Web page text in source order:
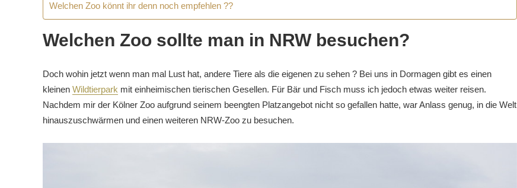
Welchen Zoo könnt ihr denn noch empfehlen ??
Welchen Zoo sollte man in NRW besuchen?
Doch wohin jetzt wenn man mal Lust hat, andere Tiere als die eigenen zu sehen ? Bei uns in Dormagen gibt es einen
kleinen Wildtierpark mit einheimischen tierischen Gesellen. Für Bär und Fisch muss ich jedoch etwas weiter reisen.
Nachdem mir der Kölner Zoo aufgrund seinem beengten Platzangebot nicht so gefallen hatte, war Anlass genug, in die Welt
hinauszuschwärmen und einen weiteren NRW-Zoo zu besuchen.